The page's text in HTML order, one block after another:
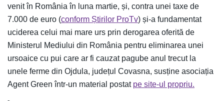
venit în România în luna martie, și, contra unei taxe de
7.000 de euro (conform Știrilor ProTv) și-a fundamentat
uciderea celui mai mare urs prin derogarea oferită de
Ministerul Mediului din România pentru eliminarea unei
ursoaice cu pui care ar fi cauzat pagube anul trecut la
unele ferme din Ojdula, județul Covasna, susține asociația
Agent Green într-un material postat pe site-ul propriu.